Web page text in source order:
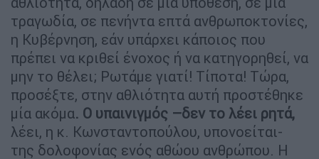
τραγωδία, σε πενήντα επτά ανθρωποκτονίες,
η Κυβέρνηση, εάν υπάρχει κάποιος που
πρέπει να κριθεί ένοχος ή να κατηγορηθεί, να
μην το θέλει; Ρωτάμε γιατί! Τίποτα! Τώρα,
προσέξτε, στην αθλιότητα αυτή προστέθηκε
μία ακόμα. Ο υπαινιγμός –δεν το λέει ρητά,
λέει, η κ. Κωνσταντοπούλου, υπονοείται-
της δολοφονίας ενός αθώου ανθρώπου. Η